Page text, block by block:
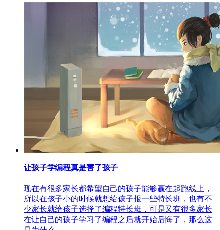
让孩子学编程真是害了孩子
现在有很多家长都希望自己的孩子能够赢在起跑线上，
所以在孩子小的时候就想给孩子报一些特长班，也有不
少家长就给孩子选择了编程特长班，可是又有很多家长
在让自己的孩子学习了编程之后就开始后悔了，那么这